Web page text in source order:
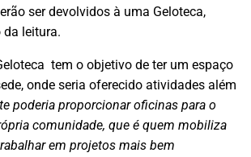
ser devolvidos à uma Geloteca,
leitura.
tem o objetivo de ter um espaço
onde seria oferecido atividades além
poderia proporcionar oficinas para o
comunidade, que é quem mobiliza
em projetos mais bem